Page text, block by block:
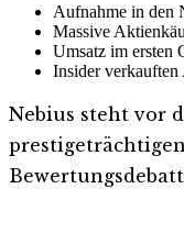
Aufnahme in den
Massive
Umsatz im ersten
Insider
Nebius steht vor